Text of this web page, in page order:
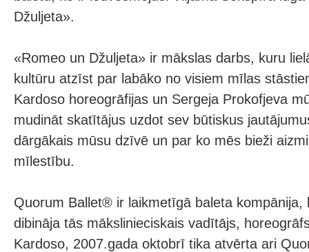
Džuljeta».
«Romeo un Džuljeta» ir mākslas darbs, kuru
kultūru atzīst par labāko no visiem mīlas
Kardoso horeogrāfijas un Sergeja Prokofjeva
mudināt skatītājus uzdot sev būtiskus
dārgākais mūsu dzīvē un par ko mēs bieži
mīlestību.
Quorum Ballet® ir laikmetīgā baleta kompānija,
dibināja tās mākslinieciskais vadītājs,
Kardoso, 2007.gada oktobrī tika atvērta ari